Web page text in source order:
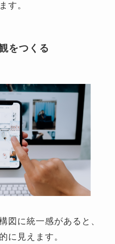
す。
をつくる
図に統一感があると、
に見えます。